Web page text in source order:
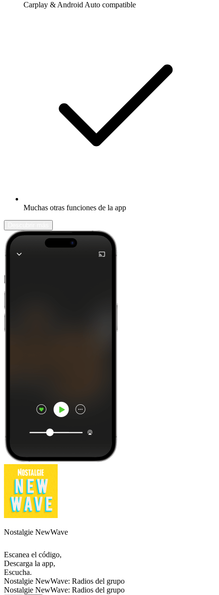
Carplay & Android Auto compatible
Muchas otras funciones de la app
Nostalgie NewWave
Escanea el código,
Descarga la app,
Escucha.
Nostalgie NewWave: Radios del grupo
Nostalgie NewWave: Radios del grupo